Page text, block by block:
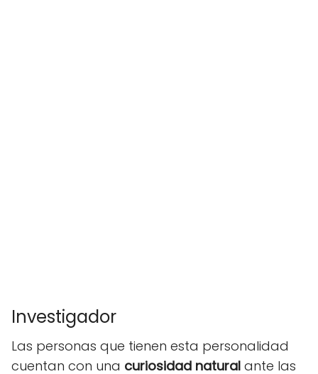
Investigador
Las personas que tienen esta personalidad
cuentan con una curiosidad natural ante las